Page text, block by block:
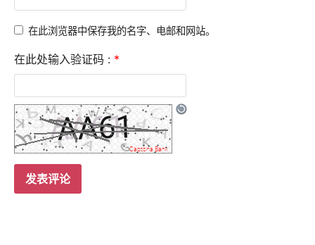
在此浏览器中保存我的名字、电邮和网站。
在此处输入验证码 : *